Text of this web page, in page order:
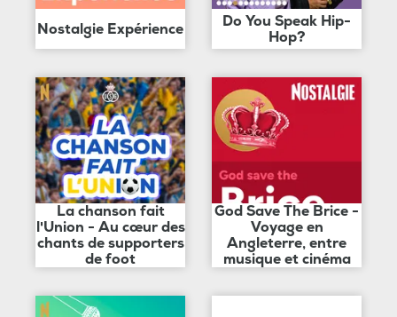
Nostalgie Expérience
Do You Speak Hip-
Hop?
La chanson fait
l'Union - Au cœur des
chants de supporters
de foot
God Save The Brice -
Voyage en
Angleterre, entre
musique et cinéma